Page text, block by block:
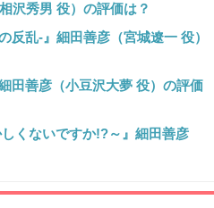
沢秀男 役）の評価は？
反乱-』細田善彦（宮城遼一 役）
田善彦（小豆沢大夢 役）の評価
しくないですか!?～』細田善彦